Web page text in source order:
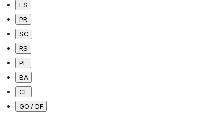
ES
PR
SC
RS
PE
BA
CE
GO / DF